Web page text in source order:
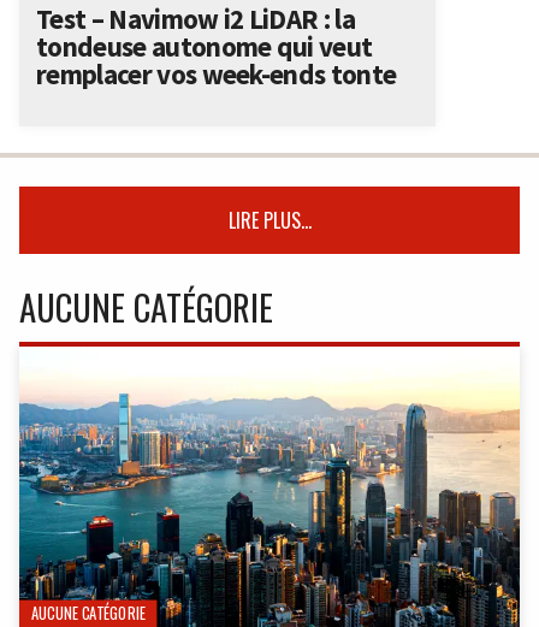
Test – Navimow i2 LiDAR : la
tondeuse autonome qui veut
remplacer vos week-ends tonte
LIRE PLUS...
AUCUNE CATÉGORIE
AUCUNE CATÉGORIE